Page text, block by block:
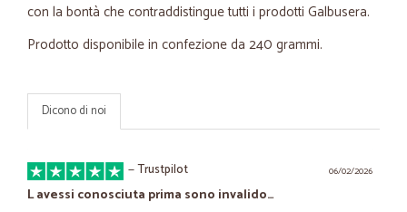
con la bontà che contraddistingue tutti i prodotti Galbusera.
Prodotto disponibile in confezione da 240 grammi.
Dicono di noi
06/02/2026
—Trustpilot
L avessi conosciuta prima sono invalido…